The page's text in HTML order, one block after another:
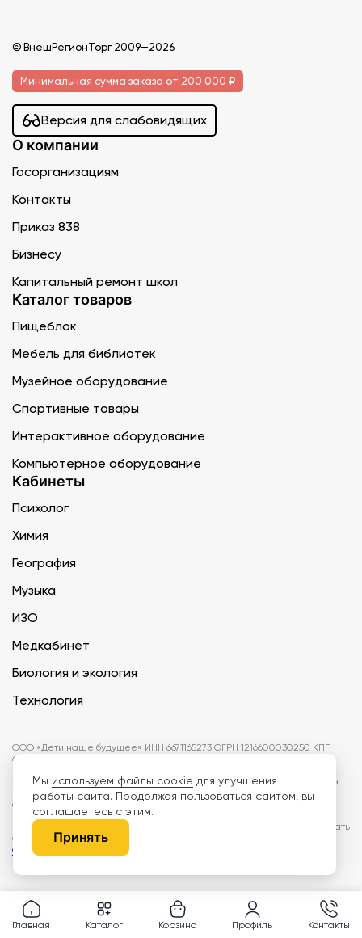
© ВнешРегионТорг 2009—2026
Минимальная сумма заказа от 200 000 ₽
Версия для слабовидящих
О компании
Госорганизациям
Контакты
Приказ 838
Бизнесу
Капитальный ремонт школ
Каталог товаров
Пищеблок
Мебель для библиотек
Музейное оборудование
Спортивные товары
Интерактивное оборудование
Компьютерное оборудование
Кабинеты
Психолог
Химия
География
Музыка
ИЗО
Медкабинет
Биология и экология
Технология
ООО «Дети наше будущее» ИНН 6671165273 ОГРН 1216600030250 КПП
667101001 БИК 046577674
Информация на сайте не является публичной офертой. Изображения
могут отличаться от поставляемых товаров. Поставщик оставляет за
собой право изменить цены и характеристики товаров без
предварительного уведомления заказчика, если это не влияет на
качество поставляемой продукции. Мы используем cookie, чтобы делать
сайт лучше. Пользуясь сайтом, вы соглашаетесь с
обработки персональных данных и политикой конфиденциальности.
Главная Каталог Корзина Профиль Контакты
Мы используем файлы cookie для улучшения
работы сайта. Продолжая пользоваться сайтом, вы
соглашаетесь с этим.
Принять